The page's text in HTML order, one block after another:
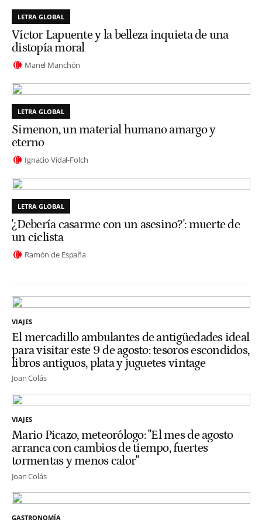
LETRA GLOBAL
Víctor Lapuente y la belleza inquieta de una
distopía moral
Manel Manchón
LETRA GLOBAL
Simenon, un material humano amargo y
eterno
Ignacio Vidal-Folch
LETRA GLOBAL
'¿Debería casarme con un asesino?': muerte de
un ciclista
Ramón de España
VIAJES
El mercadillo ambulantes de antigüedades ideal
para visitar este 9 de agosto: tesoros escondidos,
libros antiguos, plata y juguetes vintage
Joan Colás
VIAJES
Mario Picazo, meteorólogo: "El mes de agosto
arranca con cambios de tiempo, fuertes
tormentas y menos calor"
Joan Colás
GASTRONOMÍA